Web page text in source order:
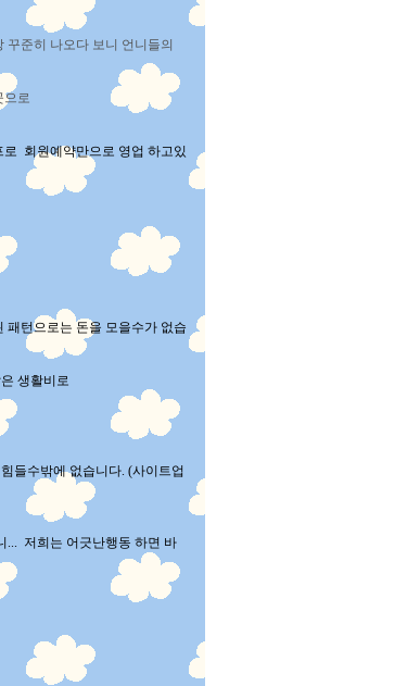
준히 나오다 보니 언니들의
으로
회원예약만으로 영업 하고있
패턴으로는 돈을 모을수가 없습
생활비로
들수밖에 없습니다. (사이트업
... 저희는 어긋난행동 하면 바